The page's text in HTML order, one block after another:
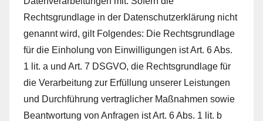
Rechtsgrundlage in der Datenschutzerklärung nicht
genannt wird, gilt Folgendes: Die Rechtsgrundlage
für die Einholung von Einwilligungen ist Art. 6 Abs.
1 lit. a und Art. 7 DSGVO, die Rechtsgrundlage für
die Verarbeitung zur Erfüllung unserer Leistungen
und Durchführung vertraglicher Maßnahmen sowie
Beantwortung von Anfragen ist Art. 6 Abs. 1 lit. b